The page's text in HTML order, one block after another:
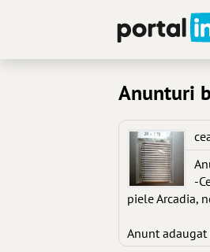
Anunturi
-
piele Arcadia,
Anunt